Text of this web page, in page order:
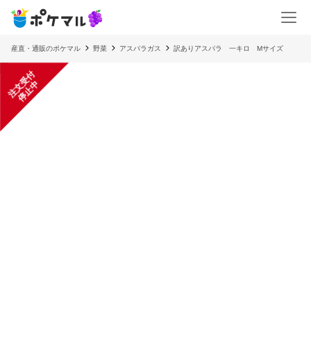
産直・通販のポケマル 野菜 アスパラガス 訳ありアスパラ 一キロ Mサイズ
注
文
受
付
停
止
中